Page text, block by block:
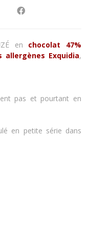
en chocolat 47%
allergènes Exquidia,
pas et pourtant en
en petite série dans